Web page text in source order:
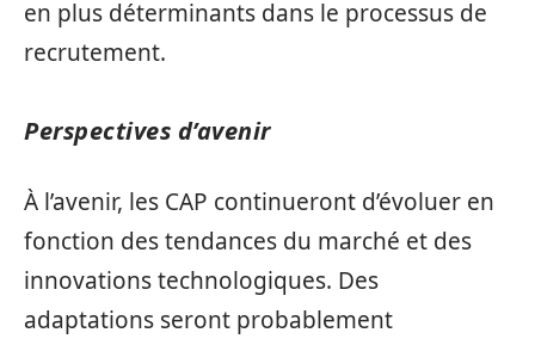
en plus déterminants dans le processus de
recrutement.
Perspectives d’avenir
À l’avenir, les CAP continueront d’évoluer en
fonction des tendances du marché et des
innovations technologiques. Des
adaptations seront probablement